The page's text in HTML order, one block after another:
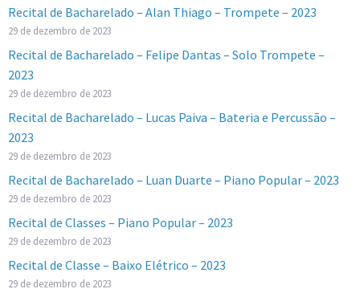
Recital de Bacharelado – Alan Thiago – Trompete – 2023
29 de dezembro de 2023
Recital de Bacharelado – Felipe Dantas – Solo Trompete –
2023
29 de dezembro de 2023
Recital de Bacharelado – Lucas Paiva – Bateria e Percussão –
2023
29 de dezembro de 2023
Recital de Bacharelado – Luan Duarte – Piano Popular – 2023
29 de dezembro de 2023
Recital de Classes – Piano Popular – 2023
29 de dezembro de 2023
Recital de Classe – Baixo Elétrico – 2023
29 de dezembro de 2023